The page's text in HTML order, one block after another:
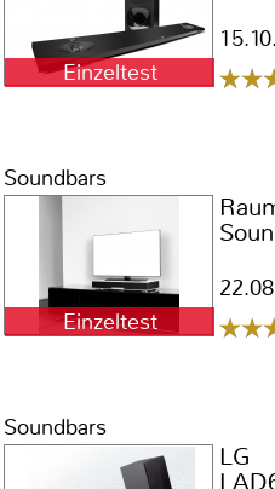
Einzeltest
Soundbars
Einzeltest
Soundbars
LG